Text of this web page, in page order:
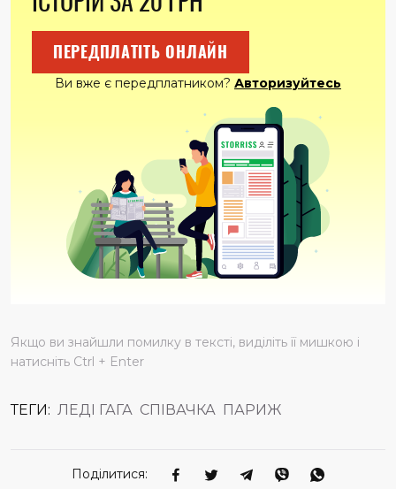
ПЕРЕДПЛАТІТЬ ОНЛАЙН
Ви вже є передплатником? Авторизуйтесь
Якщо ви знайшли помилку в тексті, виділіть її мишкою і
натисніть Ctrl + Enter
ТЕГИ: ЛЕДІ ГАГА СПІВАЧКА ПАРИЖ
Поділитися: